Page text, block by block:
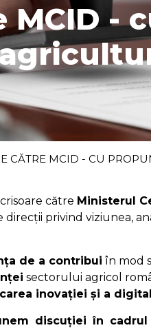
MCID -
CĂTRE MCID - CU
către Ministerul
privind viziunea,
de a contribui în mod
sectorului agricol
inovației și a
discuției în